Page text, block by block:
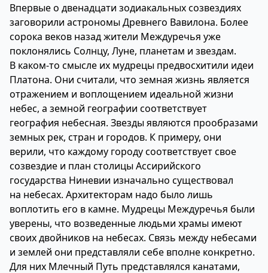
Впервые о двенадцати зодиакальных созвездиях
заговорили астрономы Древнего Вавилона. Более
сорока веков назад жители Междуречья уже
поклонялись Солнцу, Луне, планетам и звездам.
В каком-то смысле их мудрецы предвосхитили идеи
Платона. Они считали, что земная жизнь является
отражением и воплощением идеальной жизни
небес, а земной географии соответствует
география небесная. Звезды являются прообразами
земных рек, стран и городов. К примеру, они
верили, что каждому городу соответствует свое
созвездие и план столицы Ассирийского
государства Ниневии изначально существовал
на небесах. Архитекторам надо было лишь
воплотить его в камне. Мудрецы Междуречья были
уверены, что возведенные людьми храмы имеют
своих двойников на небесах. Связь между небесами
и землей они представляли себе вполне конкретно.
Для них Млечный Путь представлялся канатами,